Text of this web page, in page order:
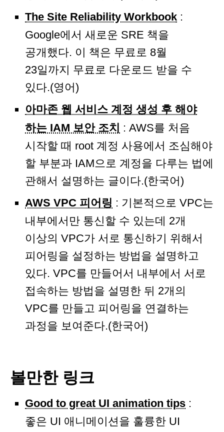
The Site Reliability Workbook :
Google에서 새로운 SRE 책을
공개했다. 이 책은 무료로 8월
23일까지 무료로 다운로드 받을 수
있다.(영어)
아마존 웹 서비스 계정 생성 후 해야
하는 IAM 보안 조치 : AWS를 처음
시작할 때 root 계정 사용에서 조심해야
할 부분과 IAM으로 계정을 다루는 법에
관해서 설명하는 글이다.(한국어)
AWS VPC 피어링 : 기본적으로 VPC는
내부에서만 통신할 수 있는데 2개
이상의 VPC가 서로 통신하기 위해서
피어링을 설정하는 방법을 설명하고
있다. VPC를 만들어서 내부에서 서로
접속하는 방법을 설명한 뒤 2개의
VPC를 만들고 피어링을 연결하는
과정을 보여준다.(한국어)
볼만한 링크
Good to great UI animation tips :
좋은 UI 애니메이션을 훌륭한 UI